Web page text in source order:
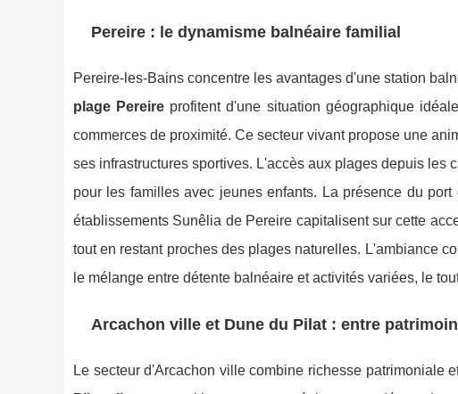
Pereire : le dynamisme balnéaire familial
Pereire-les-Bains concentre les avantages d'une station
plage Pereire profitent d'une situation géographique
commerces de proximité. Ce secteur vivant propose une
ses infrastructures sportives. L'accès aux plages depuis les
pour les familles avec jeunes enfants. La présence du
établissements Sunêlia de Pereire capitalisent sur cette
tout en restant proches des plages naturelles. L'ambiance
le mélange entre détente balnéaire et activités variées, le
Arcachon ville et Dune du Pilat : entre
Le secteur d'Arcachon ville combine richesse patrimoniale